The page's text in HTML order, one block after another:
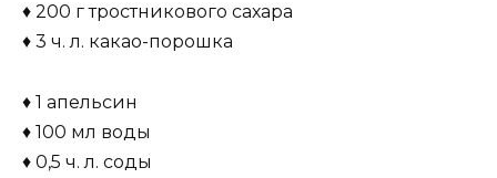
♦ 200 г тростникового сахара
♦ 3 ч. л. какао-порошка
♦ 1 апельсин
♦ 100 мл воды
♦ 0,5 ч. л. соды